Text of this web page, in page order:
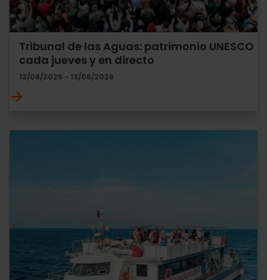
Tribunal de las Aguas: patrimonio UNESCO
cada jueves y en directo
13/08/2026 - 13/08/2026